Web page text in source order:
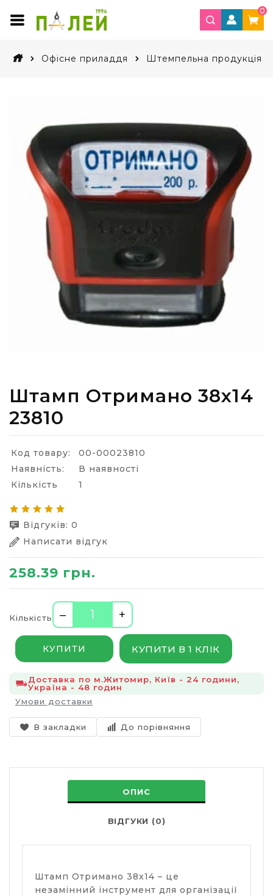
0
Офісне приладдя Штемпельна продукція
Штамп Отримано 38х14
23810
Код товару:
00-00023810
Наявність:
В наявності
Кількість
1
Відгуків: 0
Написати відгук
258.39 грн.
Кількість – +
КУПИТИ КУПИТИ В 1 КЛІК
Доставка по м.Житомир, Київ - 24 години,
Україна - 48 годин
Умови доставки
В закладки До порівняння
ОПИС
ВІДГУКИ (0)
Штамп Отримано 38х14 – це
незамінний інструмент для організації